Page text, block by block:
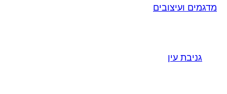
מדגמים ועיצובים
גניבת עין